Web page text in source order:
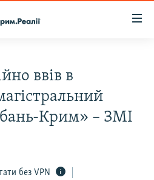
ввів в
Крим» – ЗМІ
без VPN